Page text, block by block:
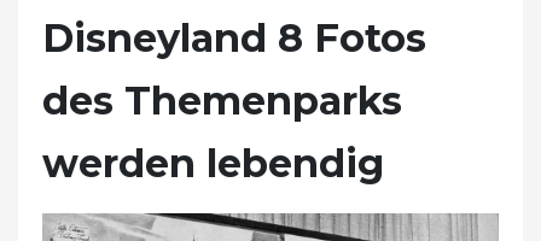
Disneyland 8 Fotos
des Themenparks
werden lebendig